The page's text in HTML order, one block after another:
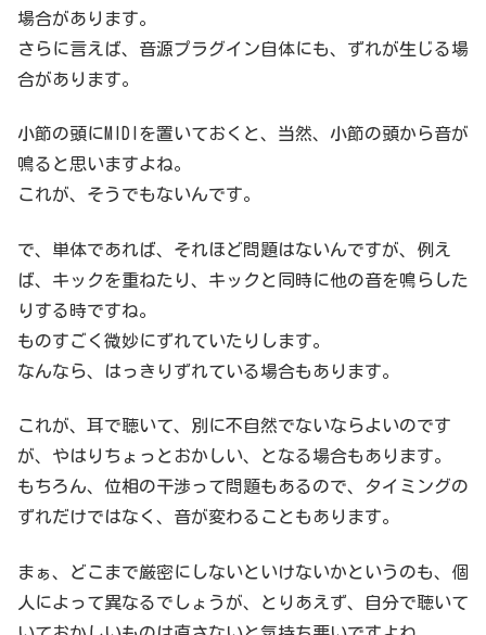
場合があります。
さらに言えば、音源プラグイン自体にも、ずれが生じる場
合があります。
小節の頭にMIDIを置いておくと、当然、小節の頭から音が
鳴ると思いますよね。
これが、そうでもないんです。
で、単体であれば、それほど問題はないんですが、例え
ば、キックを重ねたり、キックと同時に他の音を鳴らした
りする時ですね。
ものすごく微妙にずれていたりします。
なんなら、はっきりずれている場合もあります。
これが、耳で聴いて、別に不自然でないならよいのです
が、やはりちょっとおかしい、となる場合もあります。
もちろん、位相の干渉って問題もあるので、タイミングの
ずれだけではなく、音が変わることもあります。
まぁ、どこまで厳密にしないといけないかというのも、個
人によって異なるでしょうが、とりあえず、自分で聴いて